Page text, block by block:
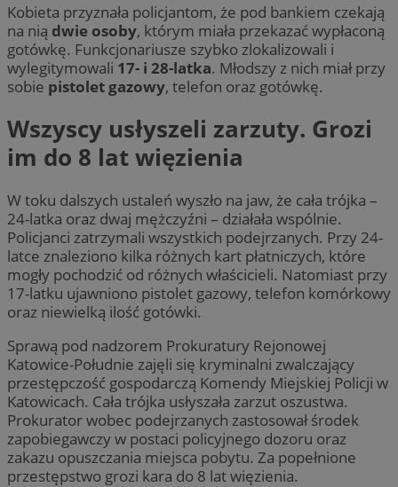
Kobieta przyznała policjantom, że pod bankiem czekają
na nią dwie osoby, którym miała przekazać wypłaconą
gotówkę. Funkcjonariusze szybko zlokalizowali i
wylegitymowali 17- i 28-latka. Młodszy z nich miał przy
sobie pistolet gazowy, telefon oraz gotówkę.
Wszyscy usłyszeli zarzuty. Grozi
im do 8 lat więzienia
W toku dalszych ustaleń wyszło na jaw, że cała trójka –
24-latka oraz dwaj mężczyźni – działała wspólnie.
Policjanci zatrzymali wszystkich podejrzanych. Przy 24-
latce znaleziono kilka różnych kart płatniczych, które
mogły pochodzić od różnych właścicieli. Natomiast przy
17-latku ujawniono pistolet gazowy, telefon komórkowy
oraz niewielką ilość gotówki.
Sprawą pod nadzorem Prokuratury Rejonowej
Katowice-Południe zajęli się kryminalni zwalczający
przestępczość gospodarczą Komendy Miejskiej Policji w
Katowicach. Cała trójka usłyszała zarzut oszustwa.
Prokurator wobec podejrzanych zastosował środek
zapobiegawczy w postaci policyjnego dozoru oraz
zakazu opuszczania miejsca pobytu. Za popełnione
przestępstwo grozi kara do 8 lat więzienia.